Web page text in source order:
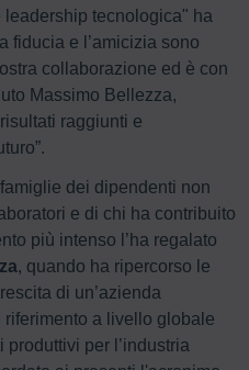
tecnologica" ha
fiducia e l’amicizia sono
collaborazione ed è con
Massimo Bellezza,
raggiunti e
dei dipendenti non
e di chi ha contribuito
più intenso l’ha regalato
, quando ha ripercorso le
di un’azienda
a livello globale
per l’industria